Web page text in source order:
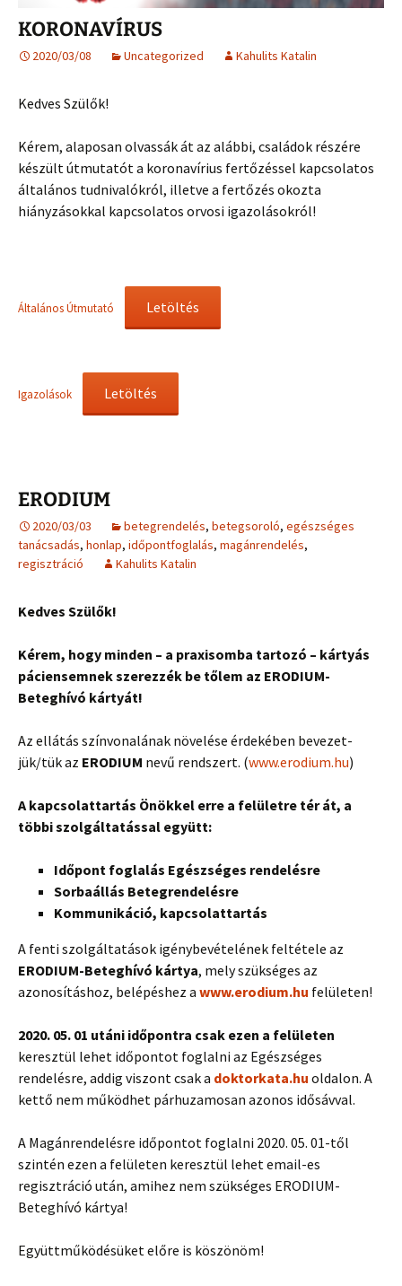
KORONAVÍRUS
2020/03/08 Uncategorized Kahulits Katalin
Kedves Szülők!
Kérem, alaposan olvassák át az alábbi, családok részére
készült útmutatót a koronavírius fertőzéssel kapcsolatos
általános tudnivalókról, illetve a fertőzés okozta
hiányzásokkal kapcsolatos orvosi igazolásokról!
Általános Útmutató Letöltés
Igazolások Letöltés
ERODIUM
2020/03/03 betegrendelés, betegsoroló, egészséges
tanácsadás, honlap, időpontfoglalás, magánrendelés,
regisztráció
Kahulits Katalin
Kedves Szülők!
Kérem, hogy minden – a praxisomba tartozó – kártyás
páciensemnek szerezzék be tőlem az ERODIUM-
Beteghívó kártyát!
Az ellátás színvonalának növelése érdekében bevezet-
jük/tük az ERODIUM nevű rendszert. (www.erodium.hu)
A kapcsolattartás Önökkel erre a felületre tér át, a
többi szolgáltatással együtt:
Időpont foglalás Egészséges rendelésre
Sorbaállás Betegrendelésre
Kommunikáció, kapcsolattartás
A fenti szolgáltatások igénybevételének feltétele az
ERODIUM-Beteghívó kártya, mely szükséges az
azonosításhoz, belépéshez a www.erodium.hu felületen!
2020. 05. 01 utáni időpontra csak ezen a felületen
keresztül lehet időpontot foglalni az Egészséges
rendelésre, addig viszont csak a doktorkata.hu oldalon. A
kettő nem működhet párhuzamosan azonos idősávval.
A Magánrendelésre időpontot foglalni 2020. 05. 01-től
szintén ezen a felületen keresztül lehet email-es
regisztráció után, amihez nem szükséges ERODIUM-
Beteghívó kártya!
Együttműködésüket előre is köszönöm!